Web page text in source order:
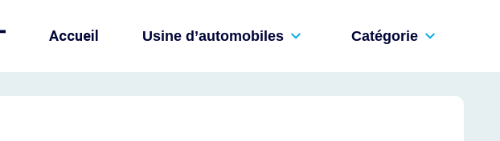
Accueil Usine d’automobiles Catégorie